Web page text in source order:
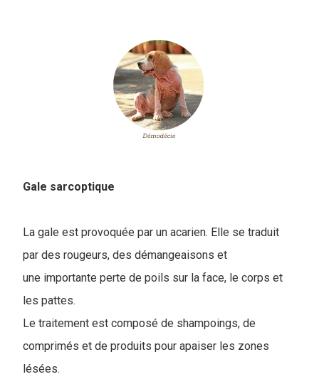
Gale sarcoptique
La gale est provoquée par un acarien. Elle se traduit
par des rougeurs, des démangeaisons et
une importante perte de poils sur la face, le corps et
les pattes.
Le traitement est composé de shampoings, de
comprimés et de produits pour apaiser les zones
lésées.